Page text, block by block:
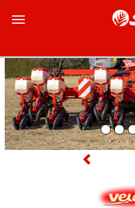
Toggle navigation
Anterior